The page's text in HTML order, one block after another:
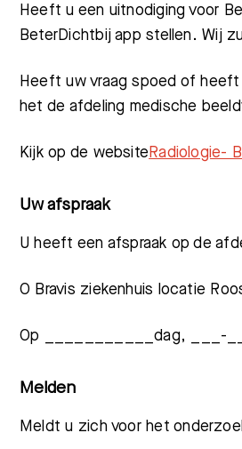
Heeft u een uitnodiging voor
BeterDichtbij app stellen. Wij
Heeft uw vraag spoed of
het de afdeling medische
Kijk op de websiteRadiologie-
Uw afspraak
U heeft een afspraak op de
O Bravis ziekenhuis locatie
Op ___________dag, ___-
Melden
Meldt u zich voor het